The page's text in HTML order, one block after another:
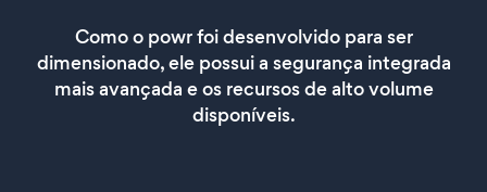
Como o powr foi desenvolvido para ser
dimensionado, ele possui a segurança integrada
mais avançada e os recursos de alto volume
disponíveis.